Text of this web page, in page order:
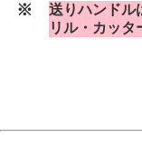
※
送りハンドル
リル・カッ